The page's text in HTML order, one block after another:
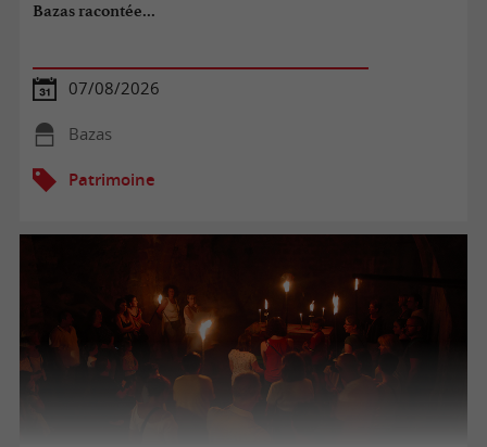
Bazas racontée...
07/08/2026
Bazas
Patrimoine